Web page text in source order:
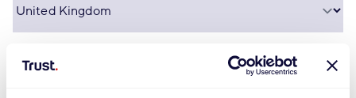
Informações de contato